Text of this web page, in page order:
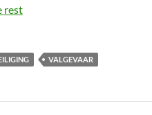
rest
VALGEVAAR